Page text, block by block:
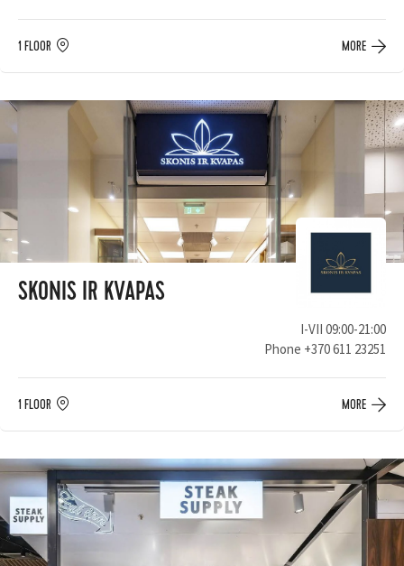
1 FLOOR MORE
SKONIS IR KVAPAS
I-VII 09:00-21:00
Phone +370 611 23251
1 FLOOR MORE